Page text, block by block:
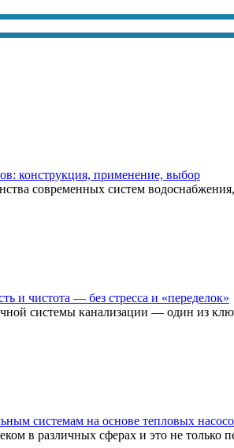
конструкция, применение, выбор
современных систем
и чистота — без стресса и «переделок»
системы канализации — один из
системам на основе тепловых
в различных сферах и это не только